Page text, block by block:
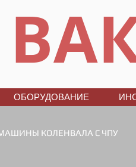
ОБОРУДОВАНИЕ
КОЛЕНВАЛА С ЧПУ